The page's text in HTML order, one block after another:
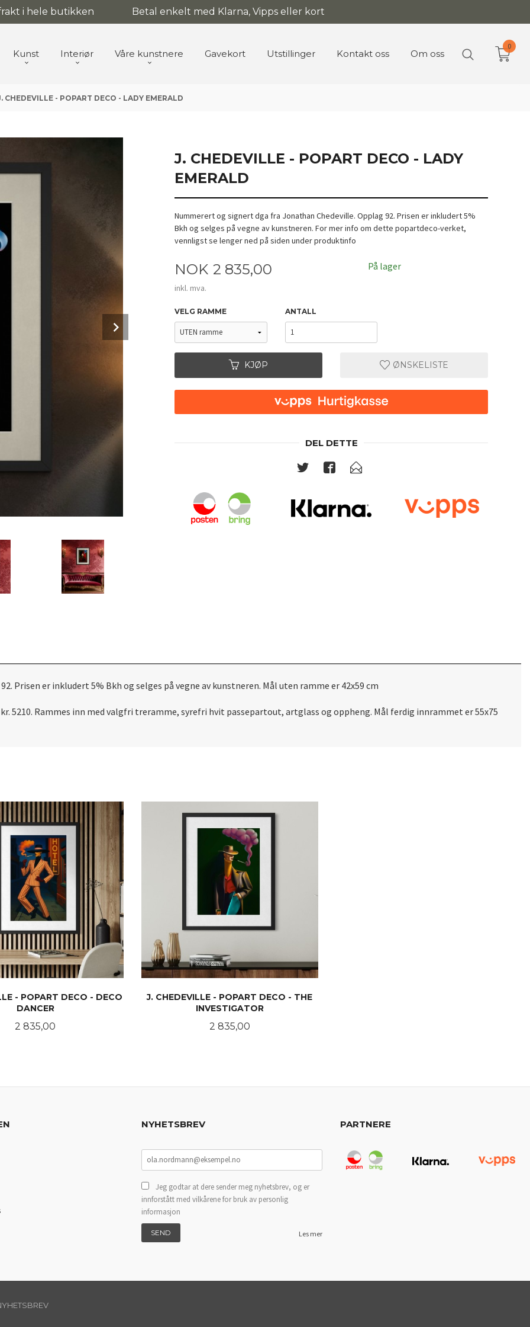
i hele butikken Betal enkelt med Klarna, Vipps eller kort
Kunst Interiør Våre kunstnere Gavekort Utstillinger Kontakt oss Om oss
0
CHEDEVILLE - POPART DECO - LADY EMERALD
J. CHEDEVILLE - POPART DECO - LADY
EMERALD
Nummerert og signert dga fra Jonathan Chedeville. Opplag 92. Prisen er inkludert 5%
Bkh og selges på vegne av kunstneren. For mer info om dette popartdeco-verket,
vennligst se lenger ned på siden under produktinfo
Pris
NOK 2 835,00
inkl. mva.
På lager
VELG RAMME ANTALL
KJØP ØNSKELISTE
DEL DETTE
Prisen er inkludert 5% Bkh og selges på vegne av kunstneren. Mål uten ramme er 42x59 cm
Rammes inn med valgfri treramme, syrefri hvit passepartout, artglass og oppheng. Mål ferdig innrammet er 55x75
- POPART DECO - DECO
DANCER
Pris
2 835,00
J. CHEDEVILLE - POPART DECO - THE
INVESTIGATOR
Pris
2 835,00
NYHETSBREV
Jeg godtar at dere sender meg nyhetsbrev, og er
innforstått med vilkårene for bruk av personlig
informasjon
Les mer
PARTNERE